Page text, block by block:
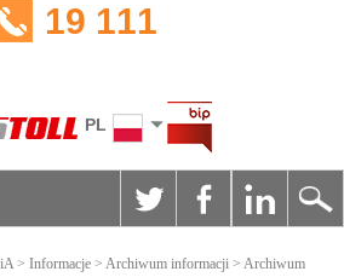
19 111
PL
> Informacje > Archiwum informacji > Archiwum